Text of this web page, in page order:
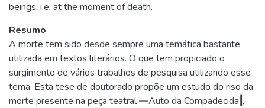
beings, i.e. at the moment of death.
Resumo
A morte tem sido desde sempre uma temática bastante
utilizada em textos literários. O que tem propiciado o
surgimento de vários trabalhos de pesquisa utilizando esse
tema. Esta tese de doutorado propõe um estudo do riso da
morte presente na peça teatral ―Auto da Compadecida‖,